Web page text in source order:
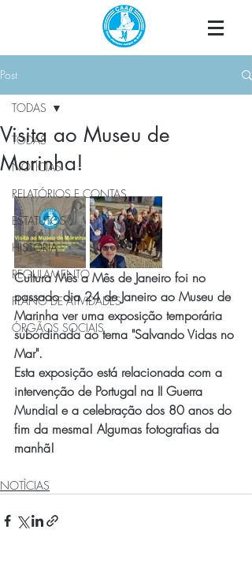
Post
TODAS
NOTÍCIAS
RELATÓRIOS E CONTAS
ESTATUTOS
HISTÓRIA
REGULAMENTO
PLANO DE ATIVIDADES
ÓRGÃOS SOCIAIS
TODAS
Visita ao Museu de
Marinha!
Cultura Mês a Mês de Janeiro foi no
passado dia 24 de Janeiro ao Museu de
Marinha ver uma exposição temporária
subordinada ao tema "Salvando Vidas no
Mar".
Esta exposição está relacionada com a
intervenção de Portugal na II Guerra
Mundial e a celebração dos 80 anos do
fim da mesma! Algumas fotografias da
manhã!
NOTÍCIAS